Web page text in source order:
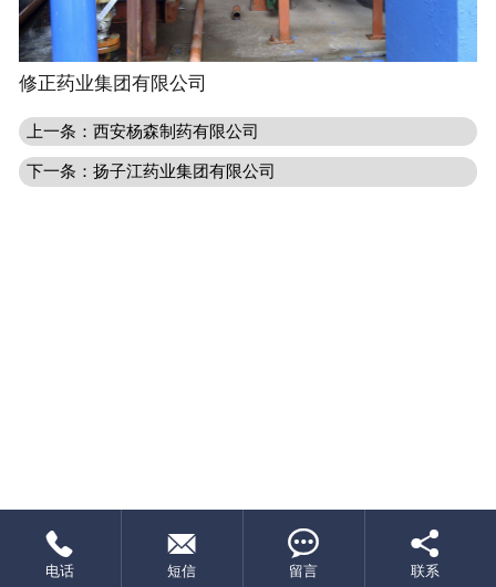
修正药业集团有限公司
上一条：西安杨森制药有限公司
下一条：扬子江药业集团有限公司

电话

短信

留言

联系